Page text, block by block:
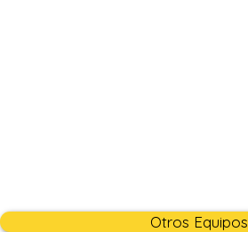
Otros Equipos